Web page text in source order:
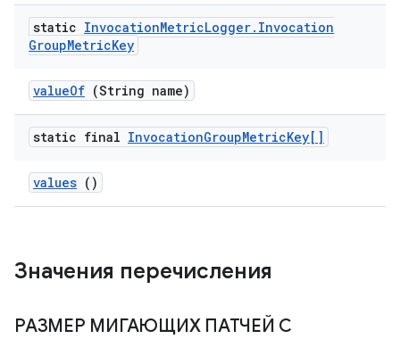
static InvocationMetricLogger. Invocation
GroupMetricKey
valueOf (String name)
static final InvocationGroupMetricKey[]
values ()
Значения перечисления
РАЗМЕР МИГАЮЩИХ ПАТЧЕЙ С